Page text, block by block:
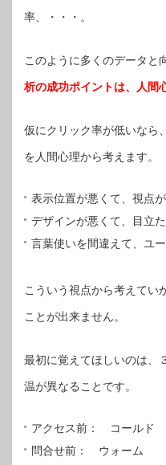
率、・・・。
このように多くのデータと
析の成功ポイントは、人間
仮にクリック率が低いなら
を人間心理から考えます。
表示位置が悪くて、視点
デザインが悪くて、目立
言葉使いを間違えて、ユ
こういう視点から考えてい
ことが出来ません。
最初に覚えてほしいのは、
温が異なることです。
アクセス前： コールド
問合せ前： ウォーム